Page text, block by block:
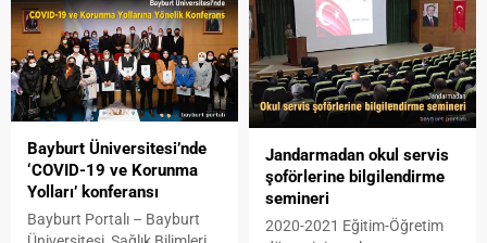
Bayburt Üniversitesi’nde
‘COVID-19 ve Korunma
Yolları’ konferansı
Bayburt Portalı – Bayburt
Jandarmadan okul servis
şoförlerine bilgilendirme
semineri
2020-2021 Eğitim-Öğretim